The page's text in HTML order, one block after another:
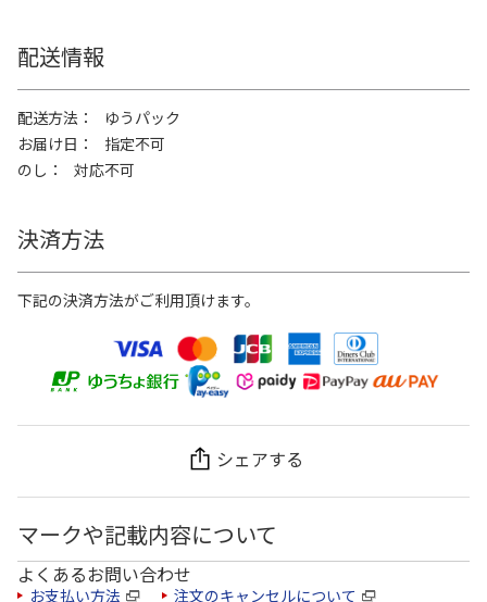
配送情報
配送方法
ゆうパック
お届け日
指定不可
のし
対応不可
決済方法
下記の決済方法がご利用頂けます。
シェアする
マークや記載内容について
よくあるお問い合わせ
お支払い方法 注文のキャンセルについて